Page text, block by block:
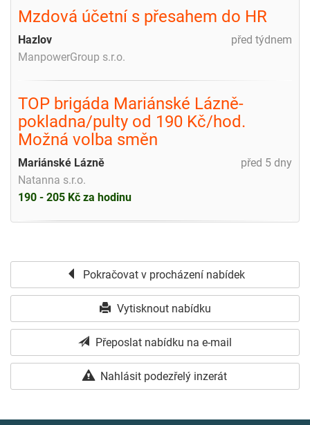
Mzdová účetní s přesahem do HR
před týdnem
Hazlov
ManpowerGroup s.r.o.
TOP brigáda Mariánské Lázně-
pokladna/pulty od 190 Kč/hod.
Možná volba směn
před 5 dny
Mariánské Lázně
Natanna s.r.o.
190 - 205 Kč za hodinu
Pokračovat v procházení nabídek
Vytisknout nabídku
Přeposlat nabídku na e-mail
Nahlásit podezřelý inzerát